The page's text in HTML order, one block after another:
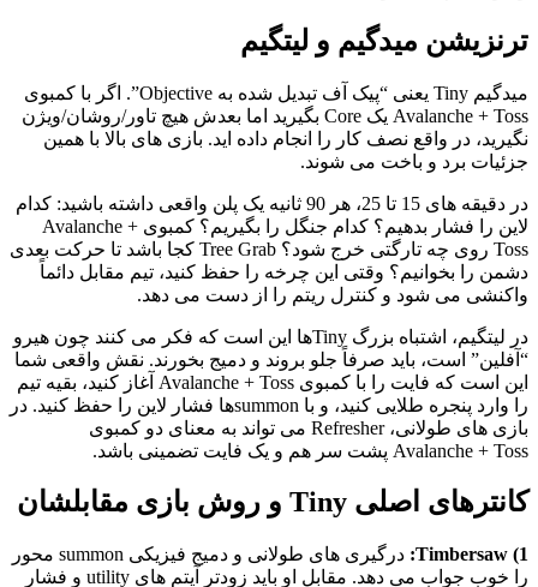
ترنزیشن میدگیم و لیتگیم
میدگیم Tiny یعنی “پیک آف تبدیل شده به Objective”. اگر با کمبوی
Avalanche + Toss یک Core بگیرید اما بعدش هیچ تاور/روشان/ویژن
نگیرید، در واقع نصف کار را انجام داده اید. بازی های بالا با همین
جزئیات برد و باخت می شوند.
در دقیقه های 15 تا 25، هر 90 ثانیه یک پلن واقعی داشته باشید: کدام
لاین را فشار بدهیم؟ کدام جنگل را بگیریم؟ کمبوی Avalanche +
Toss روی چه تارگتی خرج شود؟ Tree Grab کجا باشد تا حرکت بعدی
دشمن را بخوانیم؟ وقتی این چرخه را حفظ کنید، تیم مقابل دائماً
واکنشی می شود و کنترل ریتم را از دست می دهد.
در لیتگیم، اشتباه بزرگ Tinyها این است که فکر می کنند چون هیرو
“آفلین” است، باید صرفاً جلو بروند و دمیج بخورند. نقش واقعی شما
این است که فایت را با کمبوی Avalanche + Toss آغاز کنید، بقیه تیم
را وارد پنجره طلایی کنید، و با summonها فشار لاین را حفظ کنید. در
بازی های طولانی، Refresher می تواند به معنای دو کمبوی
Avalanche + Toss پشت سر هم و یک فایت تضمینی باشد.
کانترهای اصلی Tiny و روش بازی مقابلشان
1) Timbersaw:
درگیری های طولانی و دمیج فیزیکی summon محور
را خوب جواب می دهد. مقابل او باید زودتر آیتم های utility و فشار